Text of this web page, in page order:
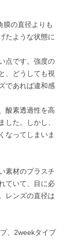
膜の直径よりも
たような状態に
点です。強度の
、どうしても視
であれば違和感
酸素透過性を高
した。しかし、
なってしまいま
素材のプラスチ
ていて、目に必
レンズの直径は
、2weekタイプ